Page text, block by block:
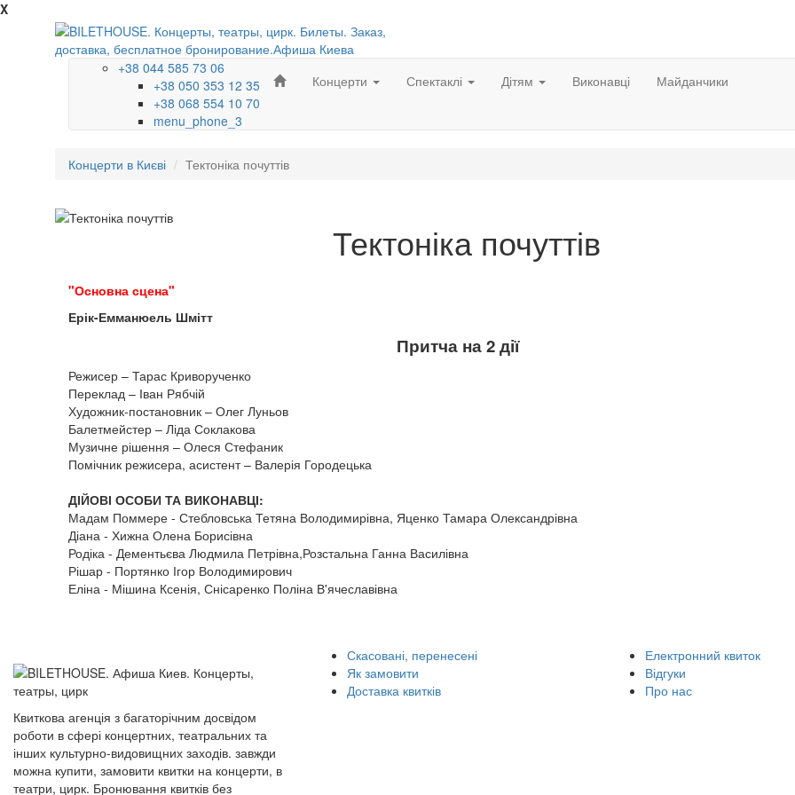
X
+38 044 585 73 06
+38 050 353 12 35
+38 068 554 10 70
menu_phone_3
Концерти Спектаклі Дітям Виконавці Майданчики
Концерти в Києві Тектоніка почуттів
Тектоніка почуттів
"Основна сцена"
Ерік-Емманюель Шмітт
Притча на 2 дії
Режисер – Тарас Криворученко
Переклад – Іван Рябчій
Художник-постановник – Олег Луньов
Балетмейстер – Ліда Соклакова
Музичне рішення – Олеся Стефаник
Помічник режисера, асистент – Валерія Городецька
ДІЙОВІ ОСОБИ ТА ВИКОНАВЦІ:
Мадам Поммере - Стебловська Тетяна Володимирівна, Яценко Тамара Олександрівна
Діана - Хижна Олена Борисівна
Родіка - Дементьєва Людмила Петрівна,Розстальна Ганна Василівна
Рішар - Портянко Ігор Володимирович
Еліна - Мішина Ксенія, Снісаренко Поліна В'ячеславівна
Квиткова агенція з багаторічним досвідом
роботи в сфері концертних, театральних та
інших культурно-видовищних заходів. завжди
можна купити, замовити квитки на концерти, в
театри, цирк. Бронювання квитків без
Скасовані, перенесені
Як замовити
Доставка квитків
Електронний квиток
Відгуки
Про нас